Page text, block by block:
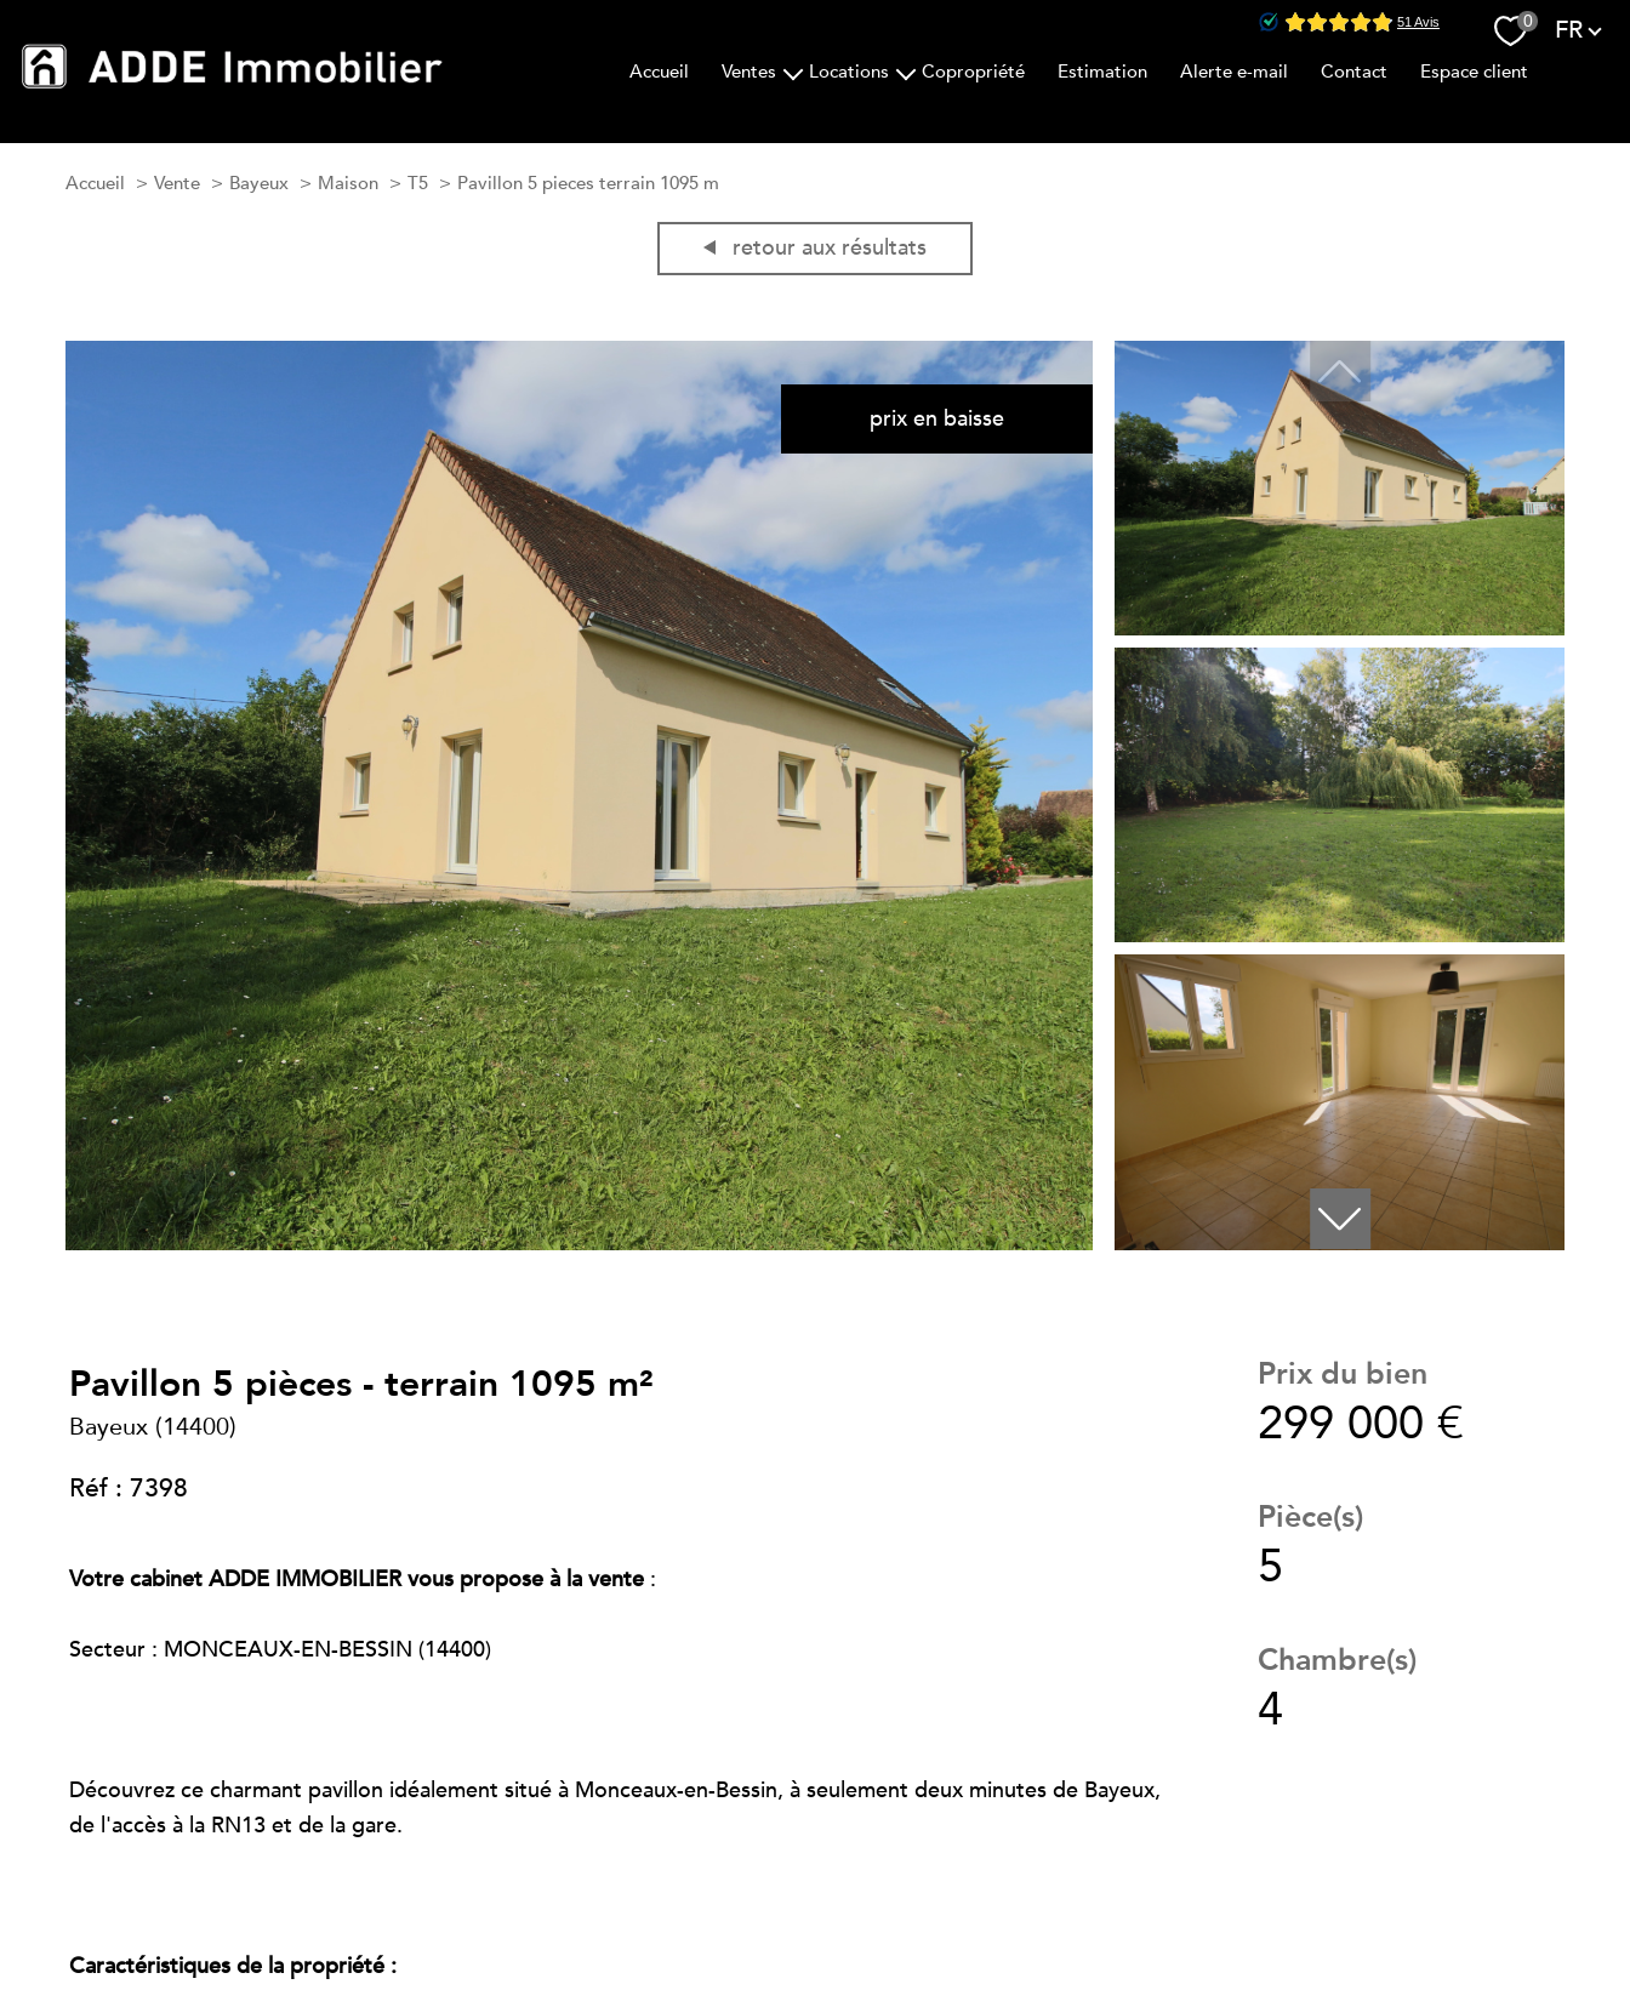
0 Langue
FR
Accueil Ventes
locaux
terrains
Locations Copropriété Estimation Alerte e-mail Contact Espace client
Accueil Vente Bayeux Maison T5 Pavillon 5 pieces terrain 1095 m
retour aux résultats
prix en baisse
Pavillon 5 pièces - terrain 1095 m²
Bayeux (14400)
Réf : 7398
Votre cabinet ADDE IMMOBILIER vous propose à la vente :
Secteur : MONCEAUX-EN-BESSIN (14400)
Découvrez ce charmant pavillon idéalement situé à Monceaux-en-Bessin, à seulement deux minutes de Bayeux,
de l'accès à la RN13 et de la gare.
Caractéristiques de la propriété :
Prix du bien
299 000 €
Pièce(s)
5
Chambre(s)
4